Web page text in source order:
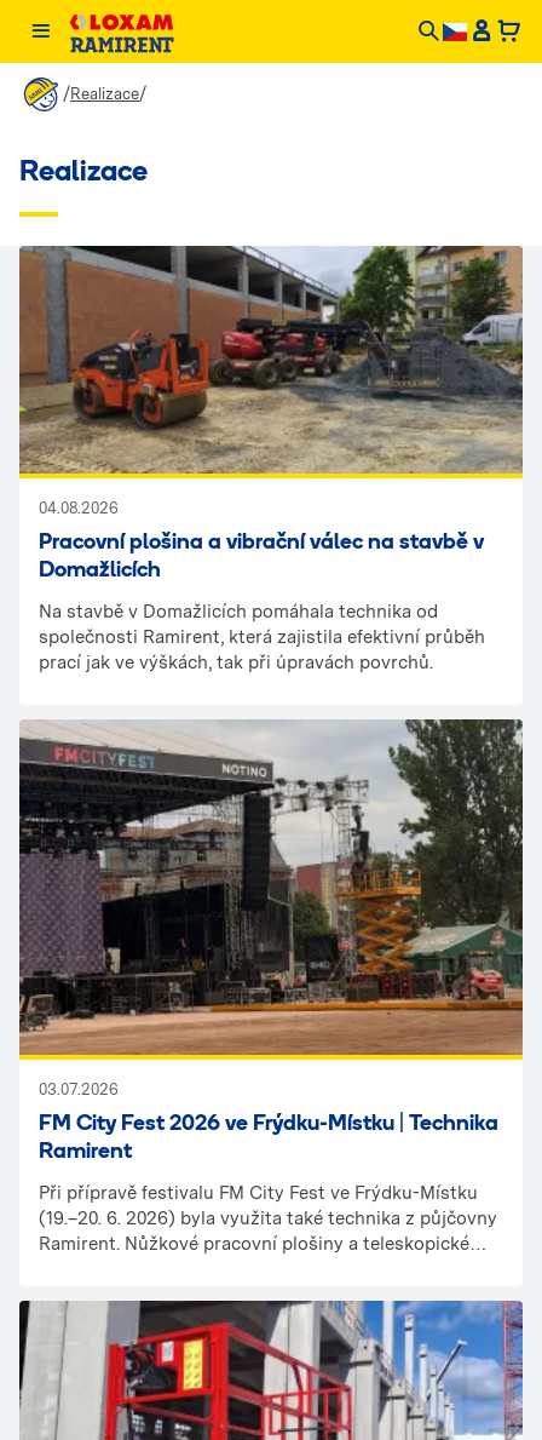
/Realizace/
Realizace
04.08.2026
Pracovní plošina a vibrační válec na stavbě v
Domažlicích
Na stavbě v Domažlicích pomáhala technika od
společnosti Ramirent, která zajistila efektivní průběh
prací jak ve výškách, tak při úpravách povrchů.
03.07.2026
FM City Fest 2026 ve Frýdku-Místku | Technika
Ramirent
Při přípravě festivalu FM City Fest ve Frýdku-Místku
(19.–20. 6. 2026) byla využita také technika z půjčovny
Ramirent. Nůžkové pracovní plošiny a teleskopické
technického vybavení i manipulaci s materiálem v
zázemí areálu. Spolehlivá technika podpořila práci
realizačních týmů a přispěla k efektivnímu průběhu
příprav této oblíbené kulturní akce.